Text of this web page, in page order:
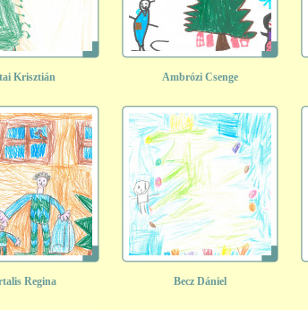
Krisztián Ambrózi Csenge
Regina Becz Dániel